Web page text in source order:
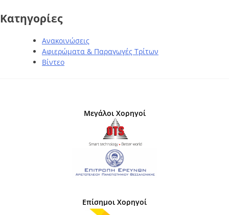
Kατηγορίες
Ανακοινώσεις
Αφιερώματα & Παραγωγές Τρίτων
Βίντεο
Μεγάλοι Χορηγοί
Επίσημοι Χορηγοί